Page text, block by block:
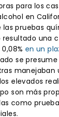
para los
en
pruebas
una
en un
se
manejaban
elevados
son más
como